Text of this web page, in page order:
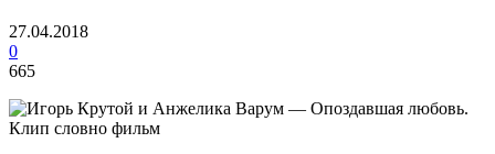
27.04.2018
0
665